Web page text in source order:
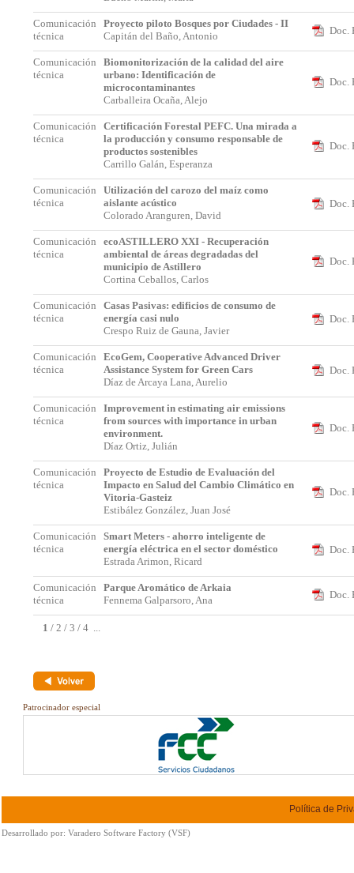
Comunicación
técnica
Proyecto piloto Bosques por Ciudades - II
Capitán del Baño, Antonio
Doc.
Comunicación
técnica
Biomonitorización de la calidad del aire
urbano: Identificación de
microcontaminantes
Carballeira Ocaña, Alejo
Doc.
Comunicación
técnica
Certificación Forestal PEFC. Una mirada a
la producción y consumo responsable de
productos sostenibles
Carrillo Galán, Esperanza
Doc.
Comunicación
técnica
Utilización del carozo del maíz como
aislante acústico
Colorado Aranguren, David
Doc.
Comunicación
técnica
ecoASTILLERO XXI - Recuperación
ambiental de áreas degradadas del
municipio de Astillero
Cortina Ceballos, Carlos
Doc.
Comunicación
técnica
Casas Pasivas: edificios de consumo de
energía casi nulo
Crespo Ruiz de Gauna, Javier
Doc.
Comunicación
técnica
EcoGem, Cooperative Advanced Driver
Assistance System for Green Cars
Díaz de Arcaya Lana, Aurelio
Doc.
Comunicación
técnica
Improvement in estimating air emissions
from sources with importance in urban
environment.
Díaz Ortiz, Julián
Doc.
Comunicación
técnica
Proyecto de Estudio de Evaluación del
Impacto en Salud del Cambio Climático en
Vitoria-Gasteiz
Estibález González, Juan José
Doc.
Comunicación
técnica
Smart Meters - ahorro inteligente de
energía eléctrica en el sector doméstico
Estrada Arimon, Ricard
Doc.
Comunicación
técnica
Parque Aromático de Arkaia
Fennema Galparsoro, Ana
Doc.
1 / 2 / 3 / 4 ...
Patrocinador especial
Política de
Desarrollado por: Varadero Software Factory (VSF)